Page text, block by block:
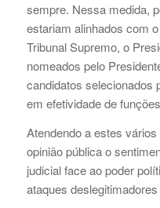
sempre. Nessa medida,
estariam alinhados com
Tribunal Supremo, o
nomeados pelo
candidatos selecionados
em efetividade de
Atendendo a estes
opinião pública o
judicial face ao poder
ataques